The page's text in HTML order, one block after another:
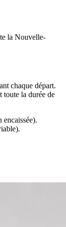
la Nouvelle-
chaque départ.
toute la durée de